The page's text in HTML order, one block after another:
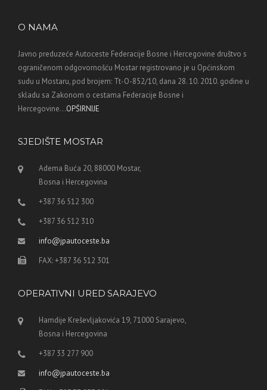
O NAMA
Javno preduzeće Autoceste Federacije Bosne i Hercegovine društvo s
ograničenom odgovornošću Mostar registrovano je u Općinskom
sudu u Mostaru, pod brojem: Tt-O-852/10, dana 28. 10. 2010. godine u
skladu sa Zakonom o cestama Federacije Bosne i
Hercegovine...OPŠIRNIJE
SJEDIŠTE MOSTAR
Adema Buća 20, 88000 Mostar,
Bosna i Hercegovina
+387 36 512 300
+387 36 512 310
info@jpautoceste.ba
FAX: +387 36 512 301
OPERATIVNI URED SARAJEVO
Hamdije Kreševljakovića 19, 71000 Sarajevo,
Bosna i Hercegovina
+387 33 277 900
info@jpautoceste.ba